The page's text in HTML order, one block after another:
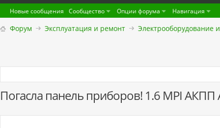
Новые сообщения Сообщество Опции форума Навигация
Форум Эксплуатация и ремонт Электрооборудование
Погасла панель приборов! 1.6 MPI АКПП